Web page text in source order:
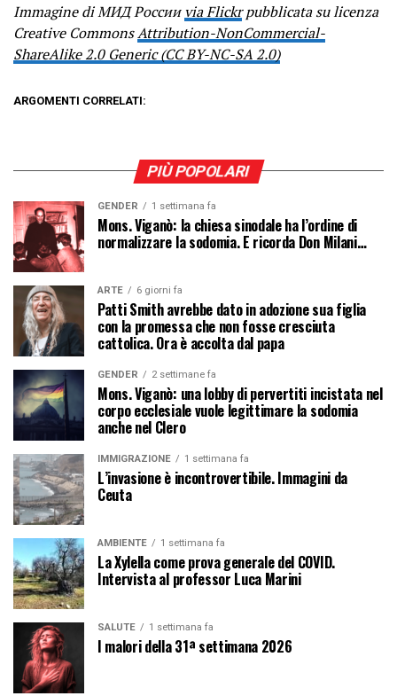
Immagine di МИД Россииvia Flickrpubblicata su licenza
Creative CommonsAttribution-NonCommercial-
ShareAlike 2.0 Generic (CC BY-NC-SA 2.0)
ARGOMENTI CORRELATI:
PIÙ POPOLARI
GENDER 1 settimana fa
Mons. Viganò: la chiesa sinodale ha l’ordine di
normalizzare la sodomia. E ricorda Don Milani…
ARTE 6 giorni fa
Patti Smith avrebbe dato in adozione sua figlia
con la promessa che non fosse cresciuta
cattolica. Ora è accolta dal papa
GENDER 2 settimane fa
Mons. Viganò: una lobby di pervertiti incistata nel
corpo ecclesiale vuole legittimare la sodomia
anche nel Clero
IMMIGRAZIONE 1 settimana fa
L’invasione è incontrovertibile. Immagini da
Ceuta
AMBIENTE 1 settimana fa
La Xylella come prova generale del COVID.
Intervista al professor Luca Marini
SALUTE 1 settimana fa
I malori della 31ª settimana 2026